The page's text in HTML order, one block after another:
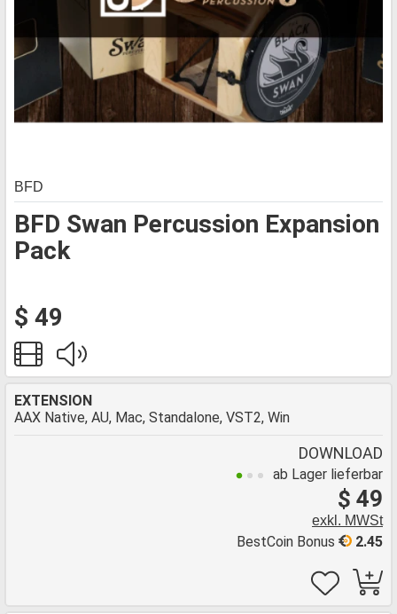
BFD Swan Percussion Expansion
Pack
BFD
$ 49
EXTENSION
AAX Native, AU, Mac, Standalone, VST2, Win
DOWNLOAD
ab Lager lieferbar
$ 49
exkl. MWSt
2.45
BestCoin Bonus